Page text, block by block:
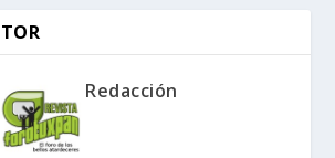
Redacción